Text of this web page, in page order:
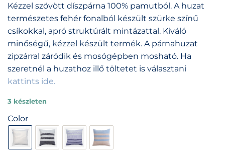
was:
$ 38.
is:
$ 27.
Kézzel szövött díszpárna 100% pamutból. A huzat
természetes fehér fonalból készült szürke színű
csíkokkal, apró struktúrált mintázattal. Kiváló
minőségű, kézzel készült termék. A párnahuzat
zipzárral záródik és mosógépben mosható. Ha
szeretnél a huzathoz illő töltetet is választani
kattints ide.
3 készleten
Color